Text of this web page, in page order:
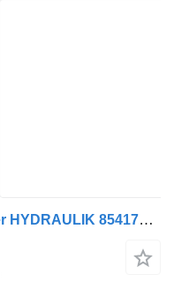
Насос подъема кабины Weber HYDRAULIK 85417236019 для тягача MAN TGL, TGM, TGS, TGX (2005-2021)